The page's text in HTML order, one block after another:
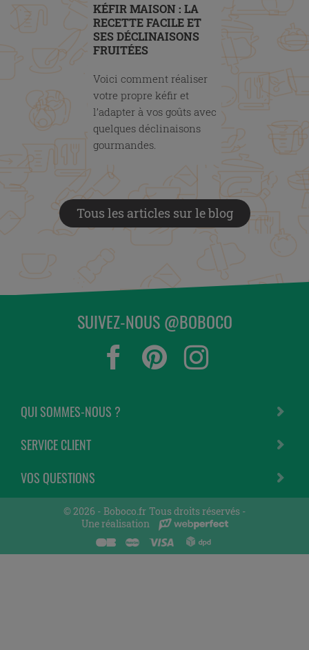
KÉFIR MAISON : LA
RECETTE FACILE ET
SES DÉCLINAISONS
FRUITÉES
Voici comment réaliser
votre propre kéfir et
l’adapter à vos goûts avec
quelques déclinaisons
gourmandes.
Tous les articles sur le blog
QUI SOMMES-NOUS ?
SERVICE CLIENT
VOS QUESTIONS
SUIVEZ-NOUS @BOBOCO
© 2026 - Boboco.fr Tous droits réservés -
Une réalisation